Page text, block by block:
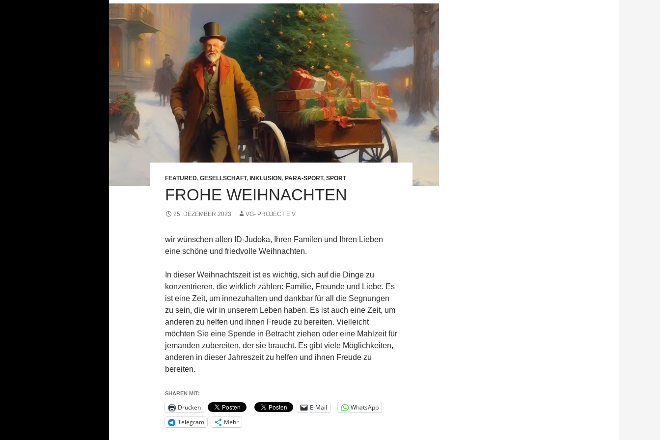
FEATURED, GESELLSCHAFT, INKLUSION, PARA-SPORT, SPORT
FROHE WEIHNACHTEN
25. DEZEMBER 2023 VG- PROJECT E.V.
wir wünschen allen ID-Judoka, Ihren Familen und Ihren Lieben
eine schöne und friedvolle Weihnachten.
In dieser Weihnachtszeit ist es wichtig, sich auf die Dinge zu
konzentrieren, die wirklich zählen: Familie, Freunde und Liebe. Es
ist eine Zeit, um innezuhalten und dankbar für all die Segnungen
zu sein, die wir in unserem Leben haben. Es ist auch eine Zeit, um
anderen zu helfen und ihnen Freude zu bereiten. Vielleicht
möchten Sie eine Spende in Betracht ziehen oder eine Mahlzeit für
jemanden zubereiten, der sie braucht. Es gibt viele Möglichkeiten,
anderen in dieser Jahreszeit zu helfen und ihnen Freude zu
bereiten.
SHAREN MIT:
Drucken E-Mail
WhatsApp
Telegram
Mehr